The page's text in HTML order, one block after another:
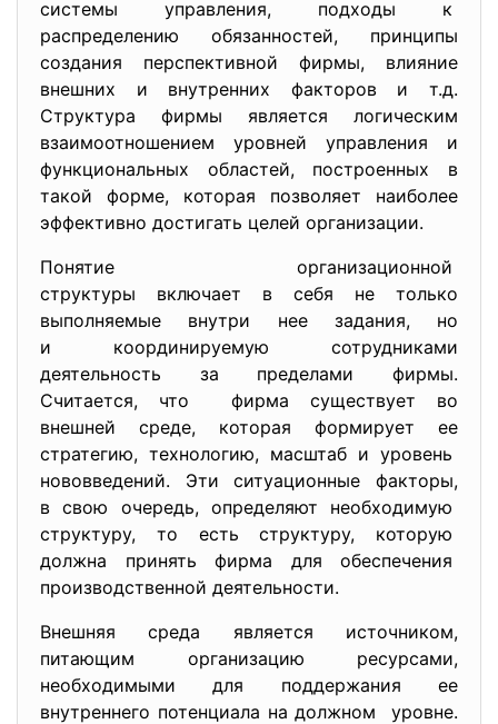
системы управления, подходы к
распределению обязанностей, принципы
создания перспективной фирмы, влияние
внешних и внутренних факторов и т.д.
Структура фирмы является логическим
взаимоотношением уровней управления и
функциональных областей, построенных в
такой форме, которая позволяет наиболее
эффективно достигать целей организации.
Понятие организационной
структуры включает в себя не только
выполняемые внутри нее задания, но
и координируемую сотрудниками
деятельность за пределами фирмы.
Считается, что фирма существует во
внешней среде, которая формирует ее
стратегию, технологию, масштаб и уровень
нововведений. Эти ситуационные факторы,
в свою очередь, определяют необходимую
структуру, то есть структуру, которую
должна принять фирма для обеспечения
производственной деятельности.
Внешняя среда является источником,
питающим организацию ресурсами,
необходимыми для поддержания ее
внутреннего потенциала на должном уровне.